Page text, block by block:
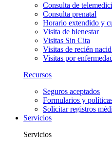
Consulta de
Consulta prenatal
Horario extendido y
Visita de bienestar
Visitas Sin Cita
Visitas de recién
Visitas por
Recursos
Seguros aceptados
Formularios y
Solicitar registros
Servicios
Servicios